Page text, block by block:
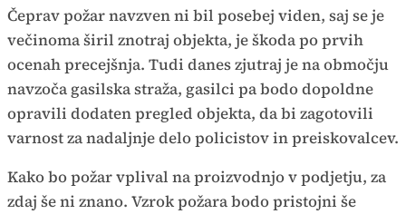
Čeprav požar navzven ni bil posebej viden, saj se je
večinoma širil znotraj objekta, je škoda po prvih
ocenah precejšnja. Tudi danes zjutraj je na območju
navzoča gasilska straža, gasilci pa bodo dopoldne
opravili dodaten pregled objekta, da bi zagotovili
varnost za nadaljnje delo policistov in preiskovalcev.
Kako bo požar vplival na proizvodnjo v podjetju, za
zdaj še ni znano. Vzrok požara bodo pristojni še